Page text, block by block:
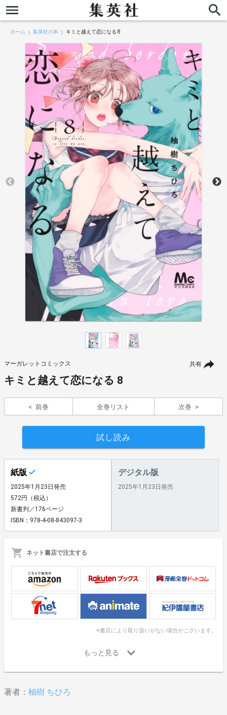
ホーム 集英社の本 キミと越えて恋になる 8
共有
マーガレットコミックス
キミと越えて恋になる 8
前巻 全巻リスト 次巻
試し読み
紙版
2025年1月23日発売
572円（税込）
新書判／176ページ
ISBN：978-4-08-843097-3
デジタル版
2025年1月23日発売
ネット書店で注文する
※書店により取り扱いがない場合がございます。
著者： 柚樹 ちひろ